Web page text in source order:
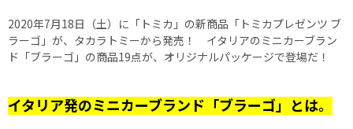
2020年7月18日（土）に「トミカ」の新商品「トミカプレゼンツ ブ
ラーゴ」が、タカラトミーから発売！ イタリアのミニカーブラン
ド「ブラーゴ」の商品19点が、オリジナルパッケージで登場だ！
イタリア発のミニカーブランド「ブラーゴ」とは。